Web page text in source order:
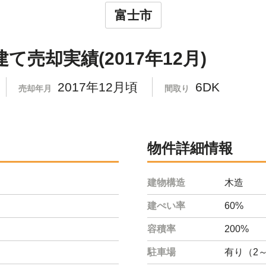
富士市
て売却実績(2017年12月)
売却年月 2017年12月頃 間取り 6DK
物件詳細情報
建物構造 木造
建ぺい率 60%
容積率 200%
駐車場 有り（2